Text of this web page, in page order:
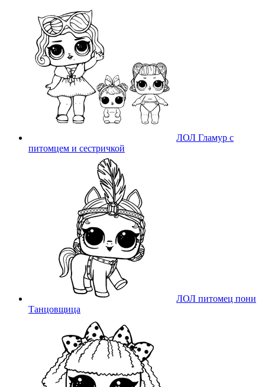
ЛОЛ Гламур с
питомцем и сестричкой
ЛОЛ питомец пони
Танцовщица